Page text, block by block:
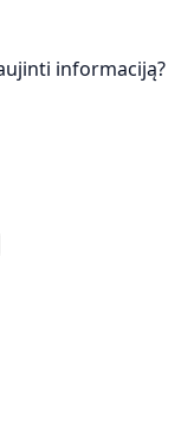
informaciją?